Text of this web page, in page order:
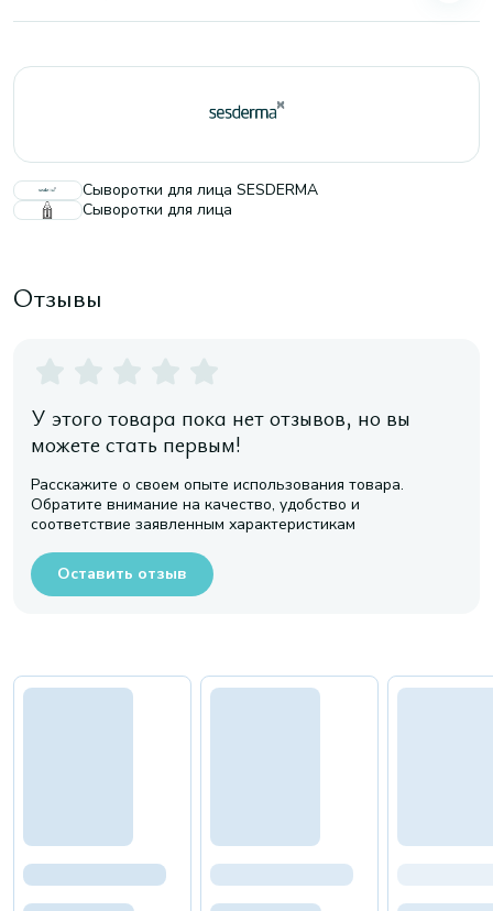
Сыворотки для лица SESDERMA
Сыворотки для лица
Отзывы
У этого товара пока нет отзывов, но вы
можете стать первым!
Расскажите о своем опыте использования товара.
Обратите внимание на качество, удобство и
соответствие заявленным характеристикам
Оставить отзыв